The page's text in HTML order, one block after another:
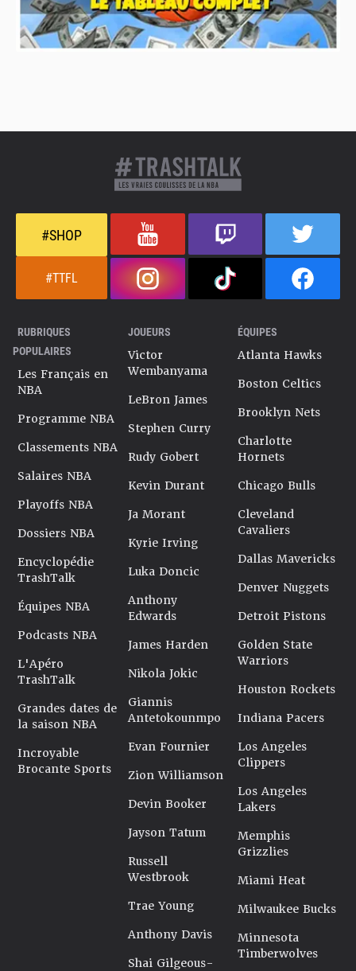
#SHOP
#TTFL
RUBRIQUES
POPULAIRES
Les Français en
NBA
Programme NBA
Classements NBA
Salaires NBA
Playoffs NBA
Dossiers NBA
Encyclopédie
TrashTalk
Équipes NBA
Podcasts NBA
L'Apéro
TrashTalk
Grandes dates de
la saison NBA
Incroyable
Brocante Sports
JOUEURS
Victor
Wembanyama
LeBron James
Stephen Curry
Rudy Gobert
Kevin Durant
Ja Morant
Kyrie Irving
Luka Doncic
Anthony
Edwards
James Harden
Nikola Jokic
Giannis
Antetokounmpo
Evan Fournier
Zion Williamson
Devin Booker
Jayson Tatum
Russell
Westbrook
Trae Young
Anthony Davis
Shai Gilgeous-
ÉQUIPES
Atlanta Hawks
Boston Celtics
Brooklyn Nets
Charlotte
Hornets
Chicago Bulls
Cleveland
Cavaliers
Dallas Mavericks
Denver Nuggets
Detroit Pistons
Golden State
Warriors
Houston Rockets
Indiana Pacers
Los Angeles
Clippers
Los Angeles
Lakers
Memphis
Grizzlies
Miami Heat
Milwaukee Bucks
Minnesota
Timberwolves